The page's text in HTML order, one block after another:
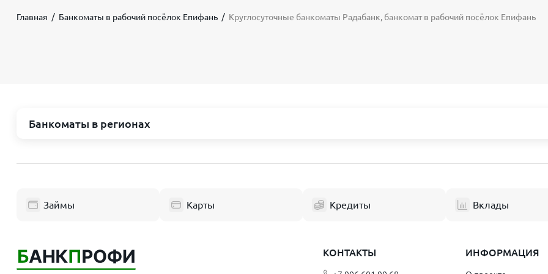
Главная Банкоматы в рабочий посёлок Епифань Круглосуточные банкоматы Радабанк, банкомат в рабочий посёлок Епифань
Банкоматы в регионах
Балашиха
Электросталь
Займы Карты Кредиты Вклады
КОНТАКТЫ ИНФОРМАЦИЯ